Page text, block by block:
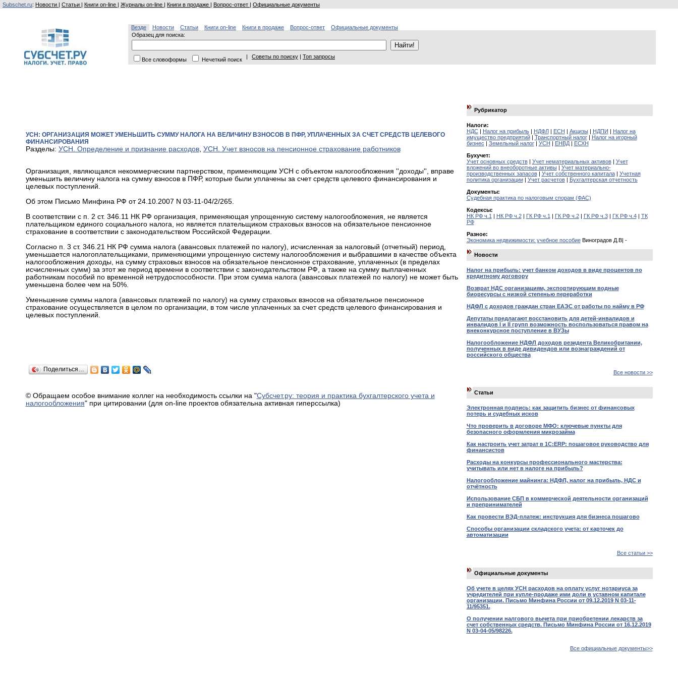
Subschet.ru: Новости | Статьи | Книги on-line | Журналы on-line | Книги в продаже | Вопрос-ответ | Официальные документы
Везде Новости Статьи Книги on-line Книги в продаже Вопрос-ответ
Официальные документы
Образец для поиска:
Все словоформы Нечеткий поиск | Советы по поиску | Топ запросы
УСН: ОРГАНИЗАЦИЯ МОЖЕТ УМЕНЬШИТЬ СУММУ НАЛОГА НА ВЕЛИЧИНУ ВЗНОСОВ В ПФР, УПЛАЧЕННЫХ ЗА СЧЕТ СРЕДСТВ ЦЕЛЕВОГО
ФИНАНСИРОВАНИЯ
Разделы: УСН. Определение и признание расходов, УСН. Учет взносов на пенсионное страхование работников
Организация, являющаяся некоммерческим партнерством, применяющим УСН с объектом налогообложения ''доходы'', вправе
уменьшить величину налога на сумму взносов в ПФР, которые были уплачены за счет средств целевого финансирования и
целевых поступлений.
Об этом Письмо Минфина РФ от 24.10.2007 N 03-11-04/2/265.
В соответствии с п. 2 ст. 346.11 НК РФ организация, применяющая упрощенную систему налогообложения, не является
плательщиком единого социального налога, но является плательщиком страховых взносов на обязательное пенсионное
страхование в соответствии с законодательством Российской Федерации.
Согласно п. 3 ст. 346.21 НК РФ сумма налога (авансовых платежей по налогу), исчисленная за налоговый (отчетный) период,
уменьшается налогоплательщиками, применяющими упрощенную систему налогообложения и выбравшими в качестве объекта
налогообложения доходы, на сумму страховых взносов на обязательное пенсионное страхование, уплаченных (в пределах
исчисленных сумм) за этот же период времени в соответствии с законодательством РФ, а также на сумму выплаченных
работникам пособий по временной нетрудоспособности. При этом сумма налога (авансовых платежей по налогу) не может быть
уменьшена более чем на 50%.
Уменьшение суммы налога (авансовых платежей по налогу) на сумму страховых взносов на обязательное пенсионное
страхование осуществляется в целом по организации, в том числе уплаченных за счет средств целевого финансирования и
целевых поступлений.
Поделиться…
© Обращаем особое внимание коллег на необходимость ссылки на "Субсчет.ру: теория и практика бухгалтерского учета и
налогообложения" при цитировании (для on-line проектов обязательна активная гиперссылка)
Рубрикатор
Налоги:
НДС| Налог на прибыль| НДФЛ| ЕСН | Акцизы| НДПИ | Налог на
имущество предприятий| Транспортный налог| Налог на игорный
бизнес | Земельный налог| УСН | ЕНВД| ЕСХН
Бухучет:
Учет основных средств| Учет нематериальных активов| Учет
вложений во внеоборотные активы| Учет материально-
производственных запасов| Учет собственного капитала| Учетная
политика организации| Учет расчетов| Бухгалтерская отчетность
Документы:
Судебная практика по налоговым спорам (ФАС)
Кодексы:
НК РФ ч.1 | НК РФ ч.2| ГК РФ ч.1 | ГК РФ ч.2| ГК РФ ч.3| ГК РФ ч.4| ТК
РФ
Разное:
Экономика недвижимости: учебное пособиеВиноградов Д.В| -
Новости
Налог на прибыль: учет банком доходов в виде процентов по
кредитному договору
Возврат НДС организациям, экспортирующим водные
биоресурсы с низкой степенью переработки
НДФЛ с доходов граждан стран ЕАЭС от работы по найму в РФ
Депутаты предлагают восстановить для детей-инвалидов и
инвалидов I и II групп возможность воспользоваться правом на
внеконкурсное поступление в ВУЗы
Налогообложение НДФЛ доходов резидента Великобритании,
полученных в виде дивидендов или вознаграждений от
российского общества
Все новости >>
Статьи
Электронная подпись: как защитить бизнес от финансовых
потерь и судебных исков
Что проверить в договоре МФО: ключевые пункты для
безопасного оформления микрозайма
Как настроить учет затрат в 1С:ERP: пошаговое руководство для
финансистов
Расходы на конкурсы профессионального мастерства:
учитывать или нет в налоге на прибыль?
Налогообложение майнинга: НДФЛ, налог на прибыль, НДС и
отчётность
Использование СБП в коммерческой деятельности организаций
и препринимателей
Как провести ВЭД-платеж: инструкция для бизнеса пошагово
Способы организации складского учета: от карточек до
автоматизации
Все статьи >>
Официальные документы
Об учете в целях УСН расходов на оплату услуг нотариуса за
учредителей при купле-продаже ими доли в уставном капитале
организации. Письмо Минфина России от 09.12.2019 N 03-11-
11/95351.
О получении налгового вычета при приобретении лекарств за
счет собственных средств. Письмо Минфина России от 16.12.2019
N 03-04-05/98226.
Все официальные документы>>